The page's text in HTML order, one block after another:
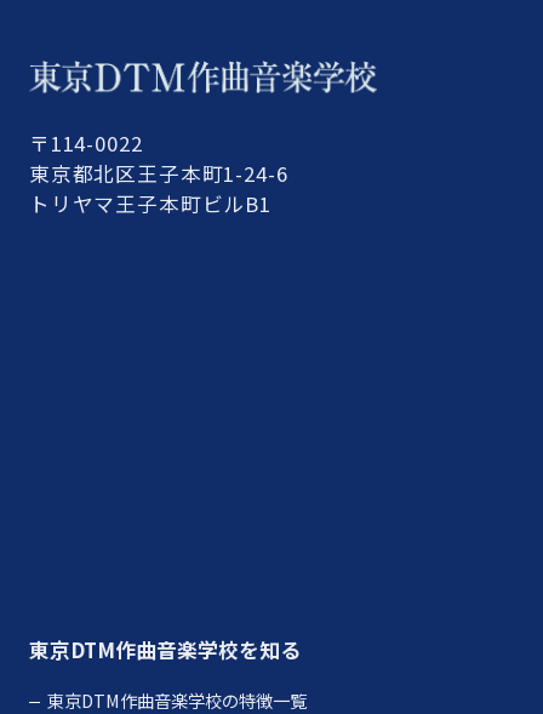
〒114-0022
東京都北区王子本町1-24-6
トリヤマ王子本町ビルB1
東京DTM作曲音楽学校を知る
東京DTM作曲音楽学校の特徴一覧